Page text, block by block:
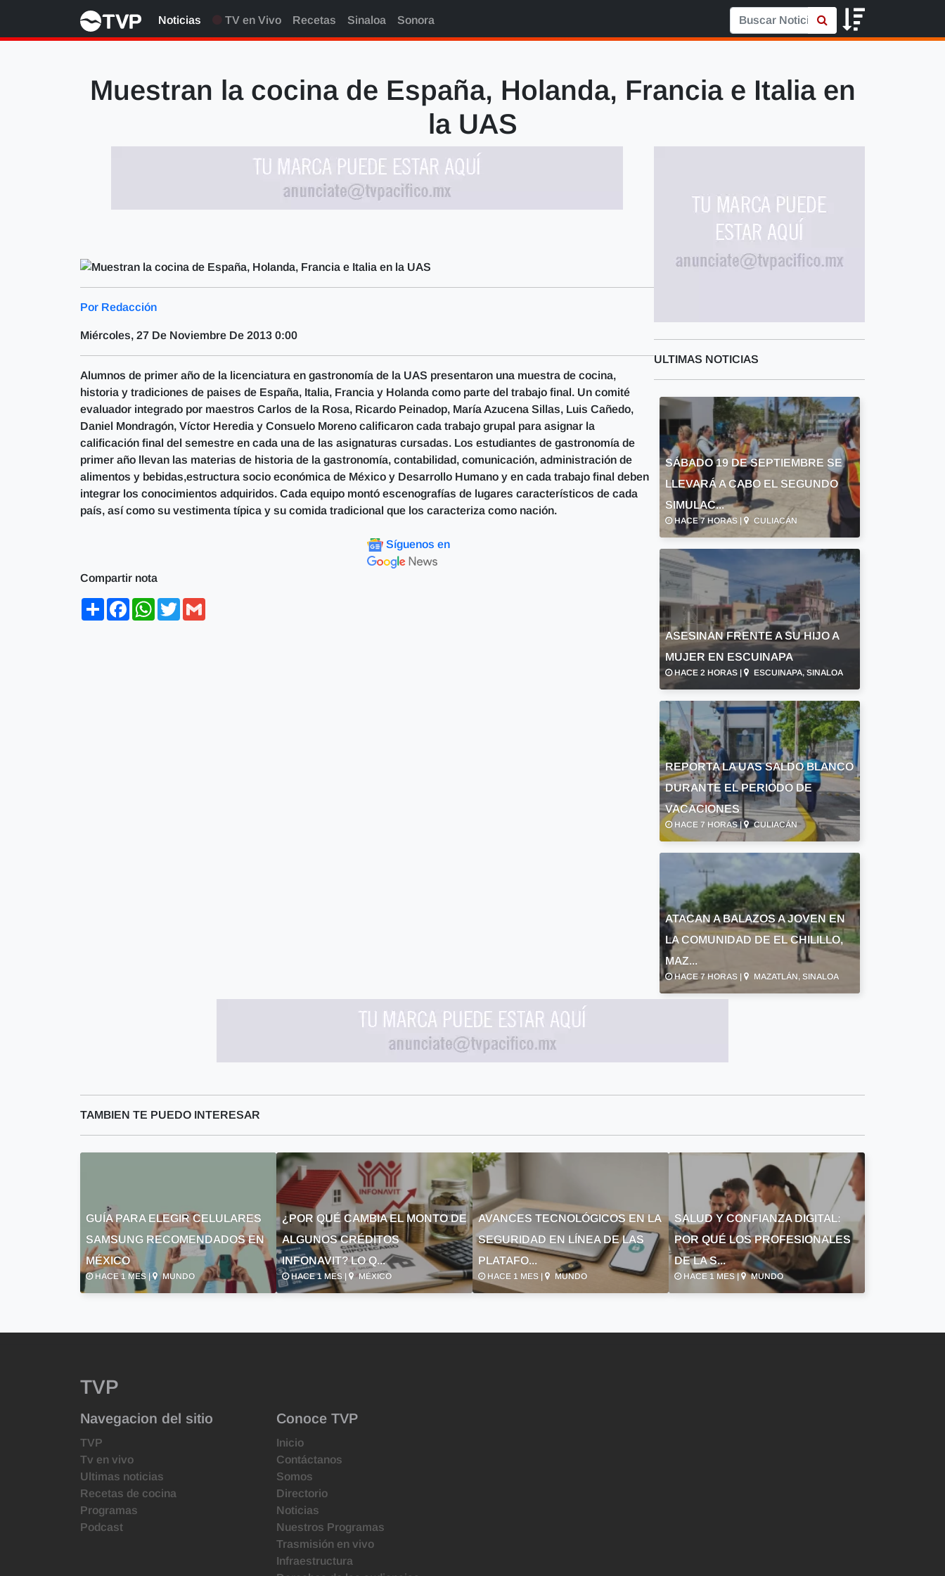
Noticias TV en Vivo Recetas Sinaloa Sonora
Muestran la cocina de España, Holanda, Francia e Italia en
la UAS
Por Redacción
Miércoles, 27 De Noviembre De 2013 0:00
Alumnos de primer año de la licenciatura en gastronomía de la UAS presentaron una muestra de cocina,
historia y tradiciones de paises de España, Italia, Francia y Holanda como parte del trabajo final. Un comité
evaluador integrado por maestros Carlos de la Rosa, Ricardo Peinadop, María Azucena Sillas, Luis Cañedo,
Daniel Mondragón, Víctor Heredia y Consuelo Moreno calificaron cada trabajo grupal para asignar la
calificación final del semestre en cada una de las asignaturas cursadas. Los estudiantes de gastronomía de
primer año llevan las materias de historia de la gastronomía, contabilidad, comunicación, administración de
alimentos y bebidas,estructura socio económica de México y Desarrollo Humano y en cada trabajo final deben
integrar los conocimientos adquiridos. Cada equipo montó escenografías de lugares característicos de cada
país, así como su vestimenta típica y su comida tradicional que los caracteriza como nación.
Síguenos en
Compartir nota
ShareFacebookWhatsApp
Twitter
ULTIMAS NOTICIAS
SÁBADO 19 DE SEPTIEMBRE SE
LLEVARÁ A CABO EL SEGUNDO
SIMULAC...
HACE 7 HORAS | CULIACÁN
ASESINAN FRENTE A SU HIJO A
MUJER EN ESCUINAPA
HACE 2 HORAS | ESCUINAPA, SINALOA
REPORTA LA UAS SALDO BLANCO
DURANTE EL PERIODO DE
VACACIONES
HACE 7 HORAS | CULIACÁN
ATACAN A BALAZOS A JOVEN EN
LA COMUNIDAD DE EL CHILILLO,
MAZ...
HACE 7 HORAS | MAZATLÁN, SINALOA
TAMBIEN TE PUEDO INTERESAR
GUÍA PARA ELEGIR CELULARES
SAMSUNG RECOMENDADOS EN
MÉXICO
HACE 1 MES | MUNDO
¿POR QUÉ CAMBIA EL MONTO DE
ALGUNOS CRÉDITOS
INFONAVIT? LO Q...
HACE 1 MES | MÉXICO
AVANCES TECNOLÓGICOS EN LA
SEGURIDAD EN LÍNEA DE LAS
PLATAFO...
HACE 1 MES | MUNDO
SALUD Y CONFIANZA DIGITAL:
POR QUÉ LOS PROFESIONALES
DE LA S...
HACE 1 MES | MUNDO
TVP
Navegacion del sitio
TVP
Tv en vivo
Ultimas noticias
Recetas de cocina
Programas
Podcast
Conoce TVP
Inicio
Contáctanos
Somos
Directorio
Noticias
Nuestros Programas
Trasmisión en vivo
Infraestructura